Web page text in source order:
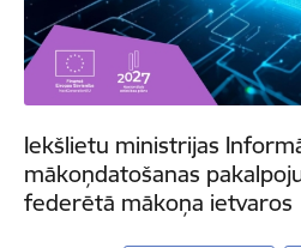
Iekšlietu ministrijas
mākoņdatošanas
federētā mākoņa ietvaros